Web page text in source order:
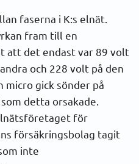
faserna i K:s elnät.
fram till en
att det endast var 89 volt
och 228 volt på den
micro gick sönder på
detta orsakade.
för
försäkringsbolag tagit
inte